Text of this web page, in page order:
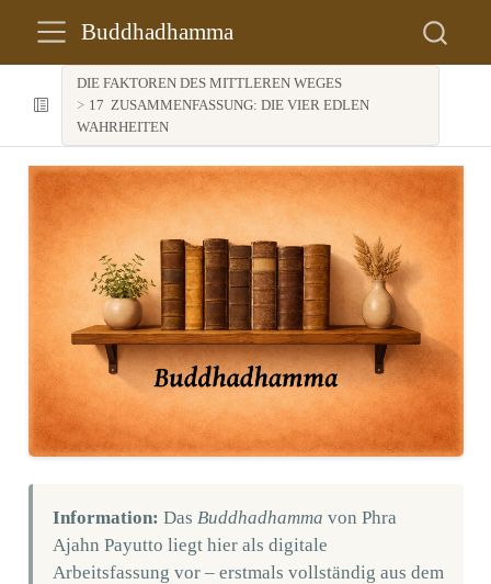
Buddhadhamma
DIE FAKTOREN DES MITTLEREN WEGES
17 ZUSAMMENFASSUNG: DIE VIER EDLEN
WAHRHEITEN
Information: Das Buddhadhamma von Phra
Ajahn Payutto liegt hier als digitale
Arbeitsfassung vor – erstmals vollständig aus dem